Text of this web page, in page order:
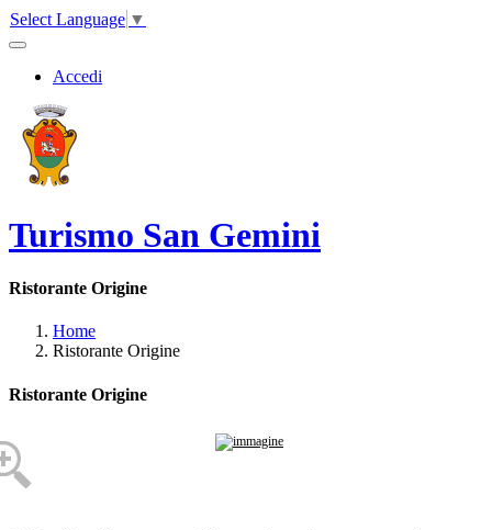
Select Language ▼
Accedi
Turismo San Gemini
Ristorante Origine
Home
Ristorante Origine
Ristorante Origine